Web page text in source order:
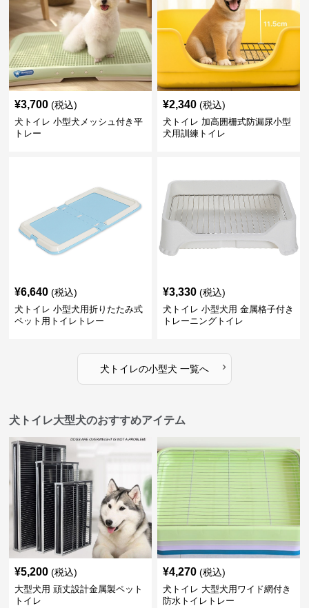
¥3,700 (税込)
犬トイレ 小型犬メッシュ付き平
トレー
¥2,340 (税込)
犬トイレ 加高囲栅式防漏尿小型
犬用訓練トイレ
¥6,640 (税込)
犬トイレ 小型犬用折りたたみ式
ペット用トイレトレー
¥3,330 (税込)
犬トイレ 小型犬用 金属格子付き
トレーニングトイレ
犬トイレの小型犬 一覧へ ›
犬トイレ大型犬のおすすめアイテム
¥5,200 (税込)
大型犬用 頑丈設計金属製ペット
トイレ
¥4,270 (税込)
犬トイレ 大型犬用ワイド網付き
防水トイレトレー